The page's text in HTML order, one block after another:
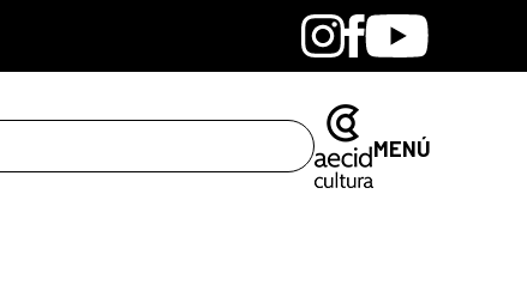
BandcampInstagram
Facebook
Youtube
MENÚ